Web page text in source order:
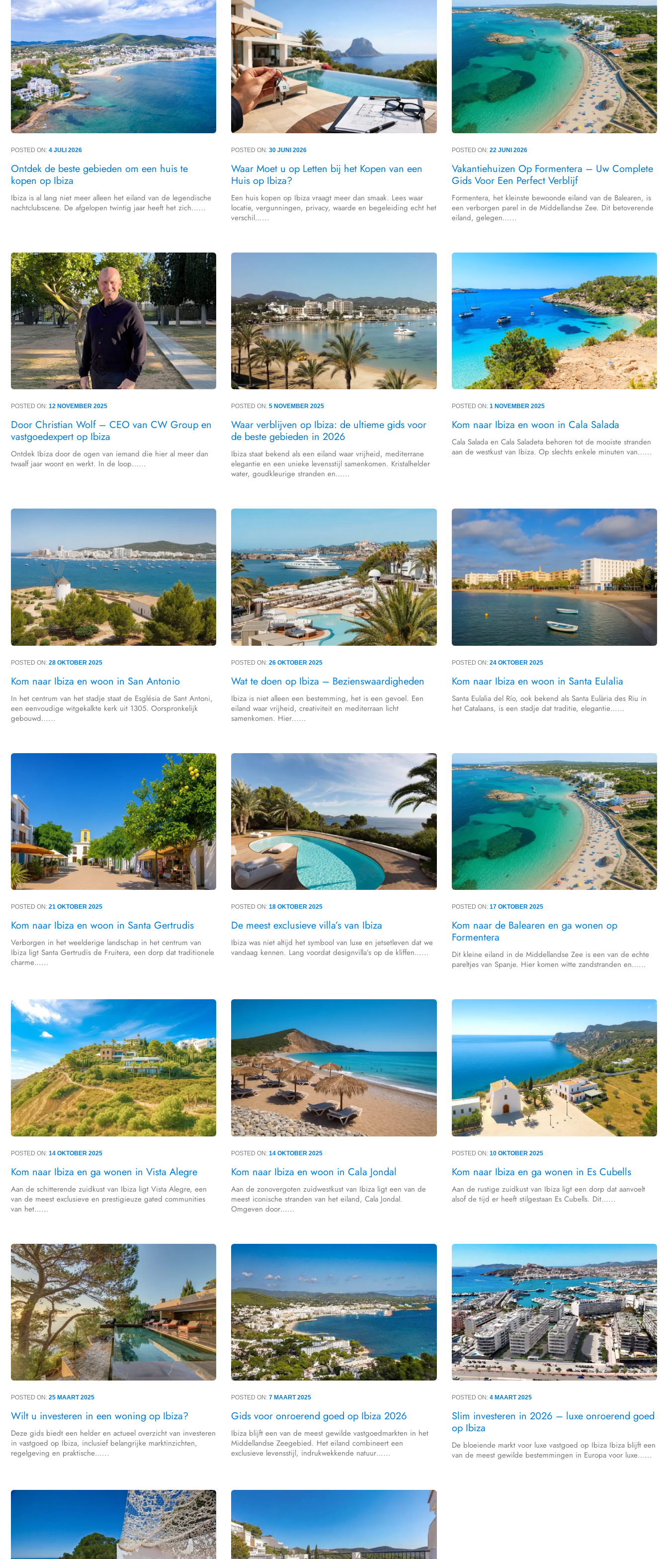
POSTED ON: 4 JULI 2026
Ontdek de beste gebieden om een huis te
kopen op Ibiza
Ibiza is al lang niet meer alleen het eiland van de legendische
nachtclubscene. De afgelopen twintig jaar heeft het zich…...
POSTED ON:30 JUNI 2026
Waar Moet u op Letten bij het Kopen van een
Huis op Ibiza?
Een huis kopen op Ibiza vraagt meer dan smaak. Lees waar
locatie, vergunningen, privacy, waarde en begeleiding echt het
verschil…...
POSTED ON: 22 JUNI 2026
Vakantiehuizen Op Formentera – Uw Complete
Gids Voor Een Perfect Verblijf
Formentera, het kleinste bewoonde eiland van de Balearen, is
een verborgen parel in de Middellandse Zee. Dit betoverende
eiland, gelegen…...
POSTED ON: 12 NOVEMBER 2025
Door Christian Wolf – CEO van CW Group en
vastgoedexpert op Ibiza
Ontdek Ibiza door de ogen van iemand die hier al meer dan
twaalf jaar woont en werkt. In de loop…...
POSTED ON:5 NOVEMBER 2025
Waar verblijven op Ibiza: de ultieme gids voor
de beste gebieden in 2026
Ibiza staat bekend als een eiland waar vrijheid, mediterrane
elegantie en een unieke levensstijl samenkomen. Kristalhelder
water, goudkleurige stranden en…...
POSTED ON: 1 NOVEMBER 2025
Kom naar Ibiza en woon in Cala Salada
Cala Salada en Cala Saladeta behoren tot de mooiste stranden
aan de westkust van Ibiza. Op slechts enkele minuten van…...
POSTED ON: 28 OKTOBER 2025
Kom naar Ibiza en woon in San Antonio
In het centrum van het stadje staat de Església de Sant Antoni,
een eenvoudige witgekalkte kerk uit 1305. Oorspronkelijk
gebouwd…...
POSTED ON:26 OKTOBER 2025
Wat te doen op Ibiza – Bezienswaardigheden
Ibiza is niet alleen een bestemming, het is een gevoel. Een
eiland waar vrijheid, creativiteit en mediterraan licht
samenkomen. Hier…...
POSTED ON: 24 OKTOBER 2025
Kom naar Ibiza en woon in Santa Eulalia
Santa Eulalia del Río, ook bekend als Santa Eulària des Riu in
het Catalaans, is een stadje dat traditie, elegantie…...
POSTED ON: 21 OKTOBER 2025
Kom naar Ibiza en woon in Santa Gertrudis
Verborgen in het weelderige landschap in het centrum van
Ibiza ligt Santa Gertrudis de Fruitera, een dorp dat traditionele
charme…...
POSTED ON:18 OKTOBER 2025
De meest exclusieve villa’s van Ibiza
Ibiza was niet altijd het symbool van luxe en jetsetleven dat we
vandaag kennen. Lang voordat designvilla’s op de kliffen…...
POSTED ON: 17 OKTOBER 2025
Kom naar de Balearen en ga wonen op
Formentera
Dit kleine eiland in de Middellandse Zee is een van de echte
pareltjes van Spanje. Hier komen witte zandstranden en…...
POSTED ON: 14 OKTOBER 2025
Kom naar Ibiza en ga wonen in Vista Alegre
Aan de schitterende zuidkust van Ibiza ligt Vista Alegre, een
van de meest exclusieve en prestigieuze gated communities
van het…...
POSTED ON:14 OKTOBER 2025
Kom naar Ibiza en woon in Cala Jondal
Aan de zonovergoten zuidwestkust van Ibiza ligt een van de
meest iconische stranden van het eiland, Cala Jondal.
Omgeven door…...
POSTED ON: 10 OKTOBER 2025
Kom naar Ibiza en ga wonen in Es Cubells
Aan de rustige zuidkust van Ibiza ligt een dorp dat aanvoelt
alsof de tijd er heeft stilgestaan Es Cubells. Dit…...
POSTED ON: 25 MAART 2025
Wilt u investeren in een woning op Ibiza?
Deze gids biedt een helder en actueel overzicht van investeren
in vastgoed op Ibiza, inclusief belangrijke marktinzichten,
regelgeving en praktische…...
POSTED ON:7 MAART 2025
Gids voor onroerend goed op Ibiza 2026
Ibiza blijft een van de meest gewilde vastgoedmarkten in het
Middellandse Zeegebied. Het eiland combineert een
exclusieve levensstijl, indrukwekkende natuur…...
POSTED ON: 4 MAART 2025
Slim investeren in 2026 – luxe onroerend goed
op Ibiza
De bloeiende markt voor luxe vastgoed op Ibiza Ibiza blijft een
van de meest gewilde bestemmingen in Europa voor luxe…...